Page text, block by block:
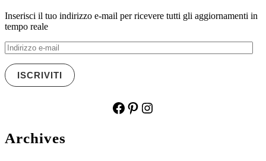
Inserisci il tuo indirizzo e-mail per ricevere tutti gli aggiornamenti in
tempo reale
Indirizzo
e-
mail
ISCRIVITI
Facebook
Pinterest
Instagram
Archives